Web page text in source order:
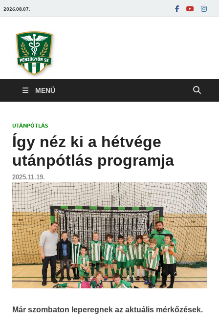
2026.08.07.
MENÜ
UTÁNPÓTLÁS
Így néz ki a hétvége
utánpótlás programja
2025.11.19.
Már szombaton leperegnek az aktuális mérkőzések.